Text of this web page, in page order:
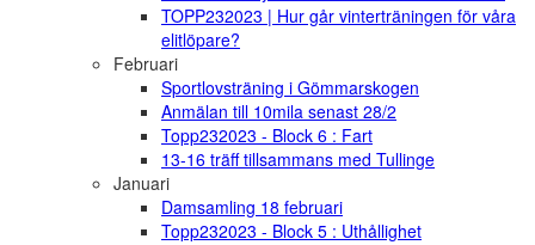
TOPP232023 | Hur går vinterträningen för våra
elitlöpare?
Februari
Sportlovsträning i Gömmarskogen
Anmälan till 10mila senast 28/2
Topp232023 - Block 6 : Fart
13-16 träff tillsammans med Tullinge
Januari
Damsamling 18 februari
Topp232023 - Block 5 : Uthållighet